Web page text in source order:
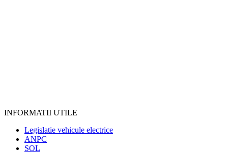
INFORMATII UTILE
Legislatie vehicule electrice
ANPC
SOL